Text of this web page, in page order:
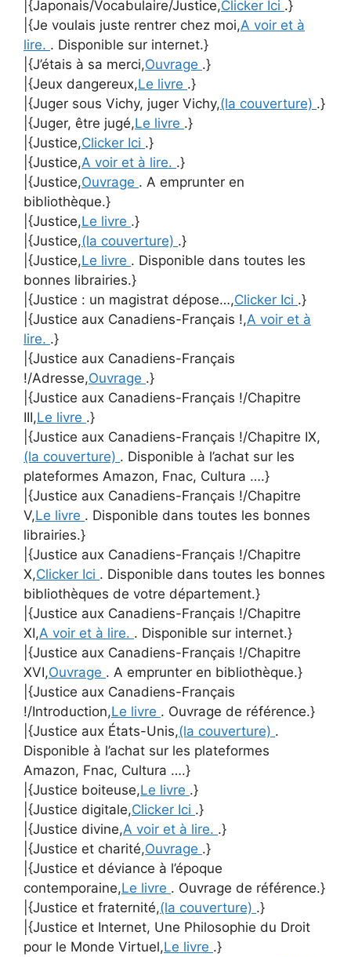
|{Japonais/Vocabulaire/Justice,Clicker Ici .}
|{Je voulais juste rentrer chez moi,A voir et à
lire. . Disponible sur internet.}
|{J’étais à sa merci,Ouvrage .}
|{Jeux dangereux,Le livre .}
|{Juger sous Vichy, juger Vichy,(la couverture) .}
|{Juger, être jugé,Le livre .}
|{Justice,Clicker Ici .}
|{Justice,A voir et à lire. .}
|{Justice,Ouvrage . A emprunter en
bibliothèque.}
|{Justice,Le livre .}
|{Justice,(la couverture) .}
|{Justice,Le livre . Disponible dans toutes les
bonnes librairies.}
|{Justice : un magistrat dépose…,Clicker Ici .}
|{Justice aux Canadiens-Français !,A voir et à
lire. .}
|{Justice aux Canadiens-Français
!/Adresse,Ouvrage .}
|{Justice aux Canadiens-Français !/Chapitre
III,Le livre .}
|{Justice aux Canadiens-Français !/Chapitre IX,
(la couverture) . Disponible à l’achat sur les
plateformes Amazon, Fnac, Cultura ….}
|{Justice aux Canadiens-Français !/Chapitre
V,Le livre . Disponible dans toutes les bonnes
librairies.}
|{Justice aux Canadiens-Français !/Chapitre
X,Clicker Ici . Disponible dans toutes les bonnes
bibliothèques de votre département.}
|{Justice aux Canadiens-Français !/Chapitre
XI,A voir et à lire. . Disponible sur internet.}
|{Justice aux Canadiens-Français !/Chapitre
XVI,Ouvrage . A emprunter en bibliothèque.}
|{Justice aux Canadiens-Français
!/Introduction,Le livre . Ouvrage de référence.}
|{Justice aux États-Unis,(la couverture) .
Disponible à l’achat sur les plateformes
Amazon, Fnac, Cultura ….}
|{Justice boiteuse,Le livre .}
|{Justice digitale,Clicker Ici .}
|{Justice divine,A voir et à lire. .}
|{Justice et charité,Ouvrage .}
|{Justice et déviance à l’époque
contemporaine,Le livre . Ouvrage de référence.}
|{Justice et fraternité,(la couverture) .}
|{Justice et Internet, Une Philosophie du Droit
pour le Monde Virtuel,Le livre .}